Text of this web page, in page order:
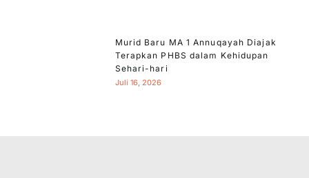
Murid Baru MA 1 Annuqayah Diajak
Terapkan PHBS dalam Kehidupan
Sehari-hari
Juli 16, 2026